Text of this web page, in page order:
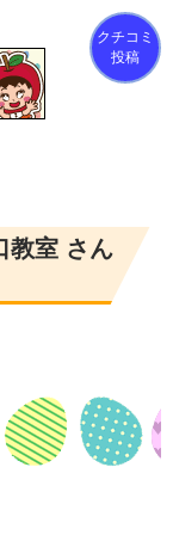
クチコミ
投稿
教室 さん